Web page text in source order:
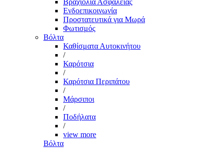
Βραχιόλια Ασφαλείας
Ενδοεπικοινωνία
Προστατευτικά για Μωρά
Φωτισμός
Βόλτα
Καθίσματα Αυτοκινήτου
/
Καρότσια
/
Καρότσια Περιπάτου
/
Μάρσιποι
/
Ποδήλατα
/
view more
Βόλτα